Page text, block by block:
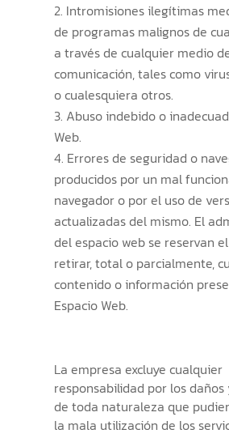
Intromisiones ilegítimas
de programas malignos de
a través de cualquier medio
comunicación, tales como
o cualesquiera otros.
Abuso indebido o
Web.
Errores de seguridad o
producidos por un mal
navegador o por el uso de
actualizadas del mismo. El
del espacio web se reservan
retirar, total o parcialmente,
contenido o información
Espacio Web.
La empresa excluye cualquier
responsabilidad por los
de toda naturaleza que
la mala utilización de los